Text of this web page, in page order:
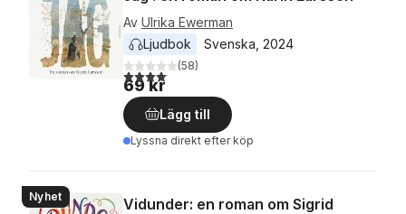
Av Ulrika Ewerman
Ljudbok
Svenska 2024
4,1utav 5 stjärnor. Totalt antal röster:
(58)
69 kr
Lägg till
Lyssna direkt efter köp
Nyhet
Vidunder: en roman om Sigrid